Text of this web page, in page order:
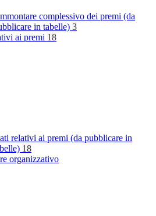
complessivo dei premi (da
in tabelle) 3
ai premi 18
relativi ai premi (da pubblicare in
18
organizzativo